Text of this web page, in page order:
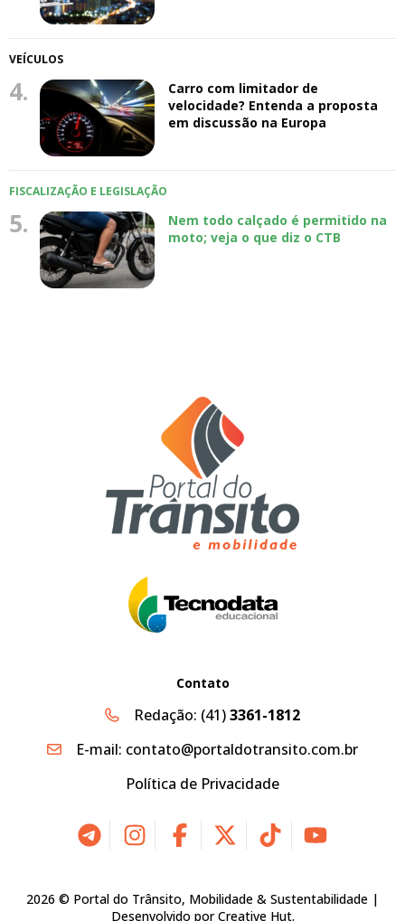
VEÍCULOS
4.
Carro com limitador de
velocidade? Entenda a proposta
em discussão na Europa
FISCALIZAÇÃO E LEGISLAÇÃO
5.
Nem todo calçado é permitido na
moto; veja o que diz o CTB
Contato
Redação: (41)3361-1812
E-mail: contato@portaldotransito.com.br
Política de Privacidade
2026 © Portal do Trânsito, Mobilidade & Sustentabilidade |
Desenvolvido porCreative Hut.